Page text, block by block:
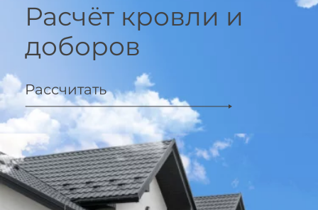
Расчёт кровли и
доборов
Рассчитать